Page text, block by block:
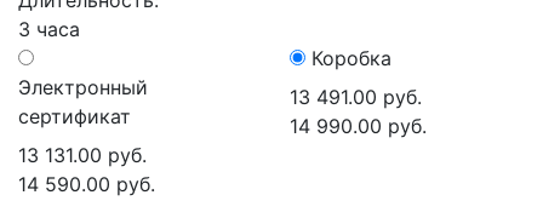
3 часа
Электронный
сертификат
13 131.00 руб.
14 590.00 руб.
Коробка
13 491.00 руб.
14 990.00 руб.